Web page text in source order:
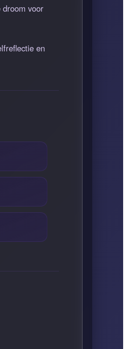
droom voor
en